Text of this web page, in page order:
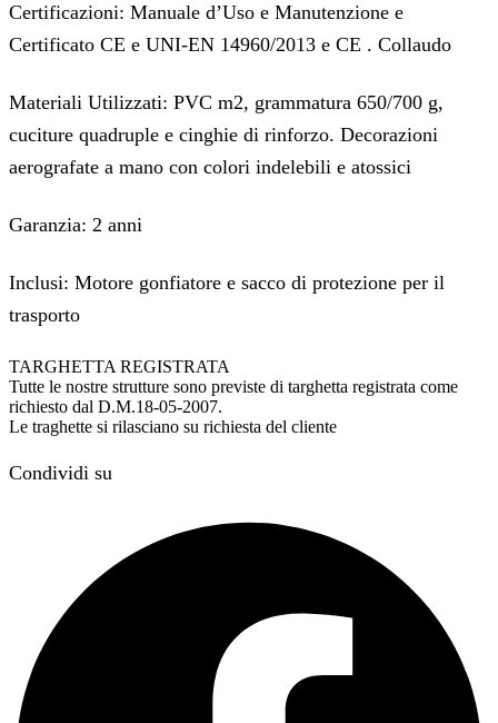
Certificazioni: Manuale d’Uso e Manutenzione e
Certificato CE e UNI-EN 14960/2013 e CE . Collaudo
Materiali Utilizzati: PVC m2, grammatura 650/700 g,
cuciture quadruple e cinghie di rinforzo. Decorazioni
aerografate a mano con colori indelebili e atossici
Garanzia: 2 anni
Inclusi: Motore gonfiatore e sacco di protezione per il
trasporto
TARGHETTA REGISTRATA
Tutte le nostre strutture sono previste di targhetta registrata come
richiesto dal D.M.18-05-2007.
Le traghette si rilasciano su richiesta del cliente
Condividi su